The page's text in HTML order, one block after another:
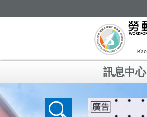
訊息中心
:::